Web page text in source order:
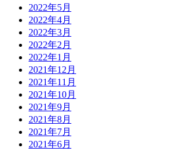
2022年5月
2022年4月
2022年3月
2022年2月
2022年1月
2021年12月
2021年11月
2021年10月
2021年9月
2021年8月
2021年7月
2021年6月